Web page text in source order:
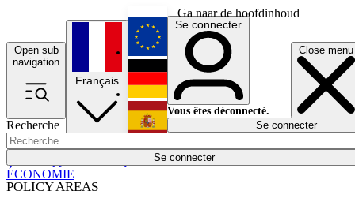
Ga naar de hoofdinhoud
Open sub
navigation
Close menu
Recherche
Se connecter
POLICY AREAS
Économie
Français
English
Deutsch
Español
Se connecter
Vous êtes déconnecté.
Se connecter
ÉCONOMIE